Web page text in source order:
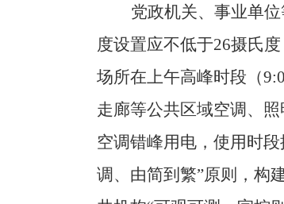
党政机关、事业单
度设置应不低于26摄氏度
场所在上午高峰时段 （
走廊等公共区域空调、
空调错峰用电， 使用时
调、由简到繁”原则，构